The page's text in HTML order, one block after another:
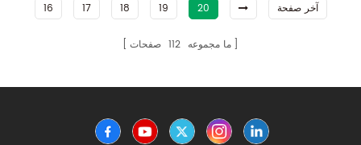
16
17 18 19 20 آخر صفحة
ما مجموعه 112 صفحات